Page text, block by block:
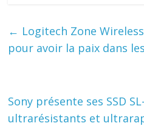
← Logitech Zone
pour avoir la paix dans
Sony présente ses SSD
ultrarésistants et